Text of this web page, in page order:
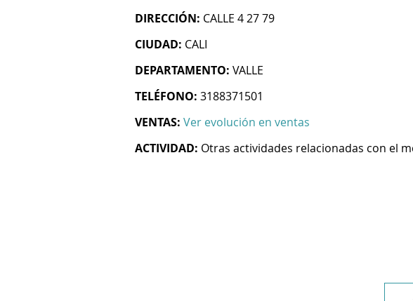
DIRECCIÓN: CALLE 4 27 79
CIUDAD: CALI
DEPARTAMENTO: VALLE
TELÉFONO: 3188371501
VENTAS: Ver evolución en ventas
ACTIVIDAD: Otras actividades relacionadas con el